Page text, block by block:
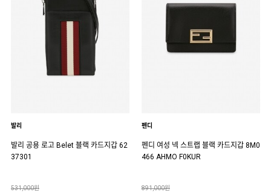
발리
발리 공용 로고 Belet 블랙 카드지갑 62
37301
531,000원
펜디
펜디 여성 넥 스트랩 블랙 카드지갑 8M0
466 AHMO F0KUR
891,000원